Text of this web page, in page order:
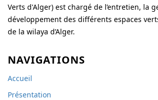
Verts d'Alger) est chargé de l’entretien, la
développement des différents espaces
de la wilaya d’Alger.
NAVIGATIONS
Accueil
Présentation